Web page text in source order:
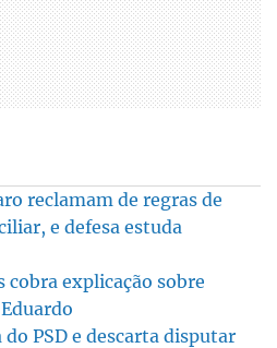
reclamam de regras de
e defesa estuda
cobra explicação sobre
PSD e descarta disputar